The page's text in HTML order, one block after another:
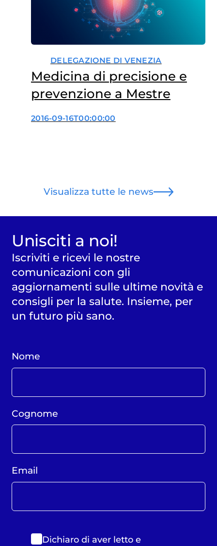
DELEGAZIONE DI VENEZIA
Medicina di precisione e
prevenzione a Mestre
2016-09-16T00:00:00
Visualizza tutte le news
Unisciti a noi!
Iscriviti e ricevi le nostre
comunicazioni con gli
aggiornamenti sulle ultime novità e
consigli per la salute. Insieme, per
un futuro più sano.
Nome
Cognome
Email
Dichiaro di aver letto e